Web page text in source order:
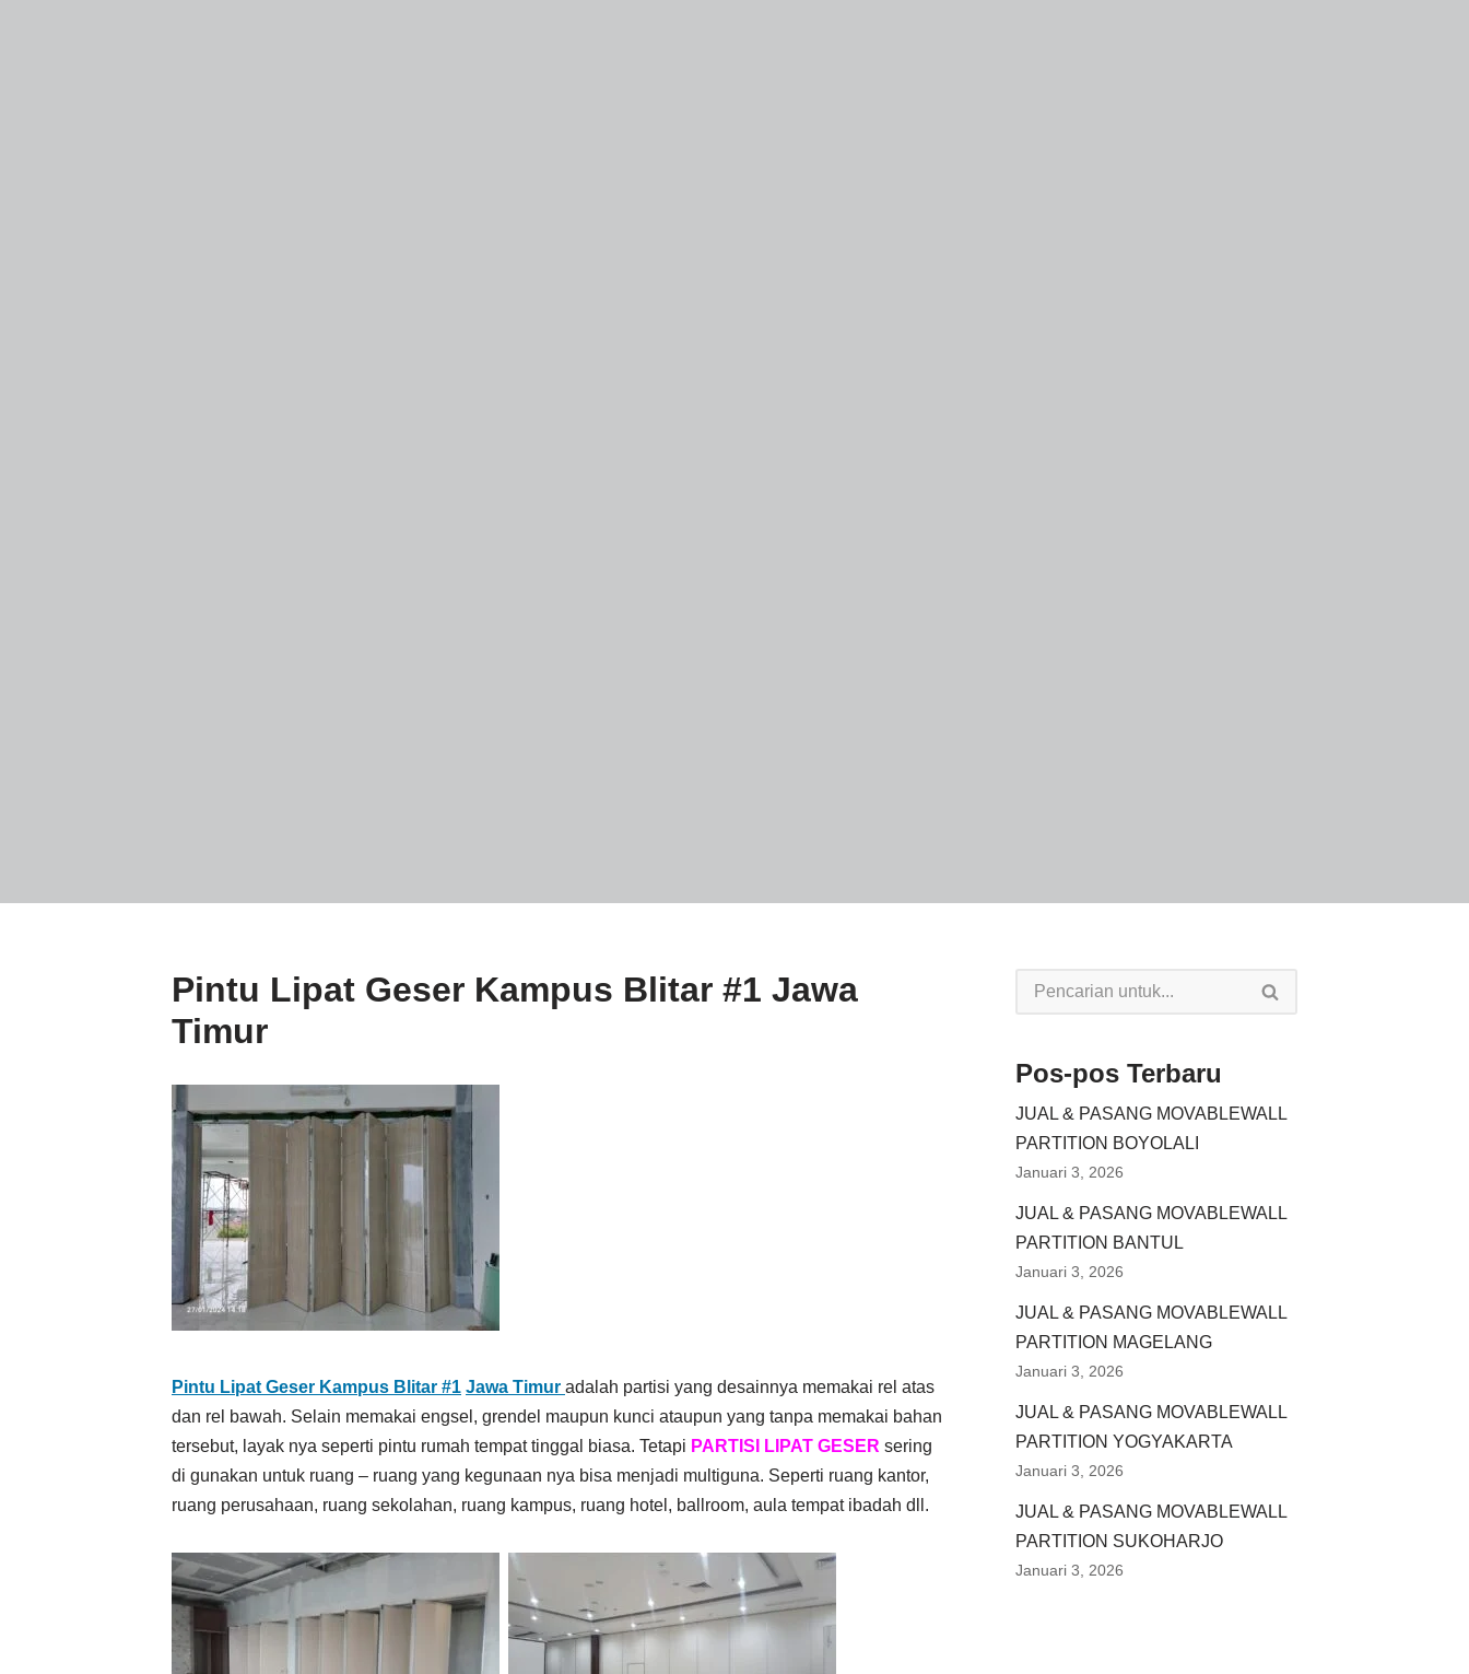
Pintu Lipat Geser Kampus Blitar #1 Jawa
Timur
Pintu Lipat Geser Kampus Blitar #1 Jawa Timur adalah partisi yang desainnya memakai rel atas
dan rel bawah. Selain memakai engsel, grendel maupun kunci ataupun yang tanpa memakai bahan
tersebut, layak nya seperti pintu rumah tempat tinggal biasa. Tetapi PARTISI LIPAT GESER sering
di gunakan untuk ruang – ruang yang kegunaan nya bisa menjadi multiguna. Seperti ruang kantor,
ruang perusahaan, ruang sekolahan, ruang kampus, ruang hotel, ballroom, aula tempat ibadah dll.
Pos-pos Terbaru
JUAL & PASANG MOVABLEWALL
PARTITION BOYOLALI
Januari 3, 2026
JUAL & PASANG MOVABLEWALL
PARTITION BANTUL
Januari 3, 2026
JUAL & PASANG MOVABLEWALL
PARTITION MAGELANG
Januari 3, 2026
JUAL & PASANG MOVABLEWALL
PARTITION YOGYAKARTA
Januari 3, 2026
JUAL & PASANG MOVABLEWALL
PARTITION SUKOHARJO
Januari 3, 2026